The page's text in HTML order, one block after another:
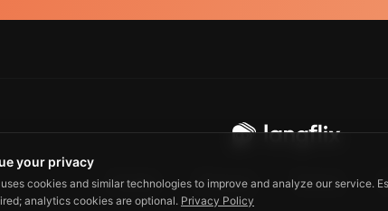
Guide Privacy Terms
your privacy
cookies and similar technologies to improve and analyze our service.
analytics cookies are optional. Privacy Policy